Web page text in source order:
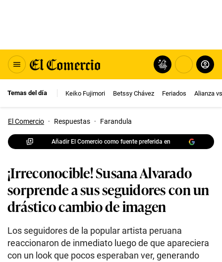
Temas del día Keiko Fujimori Betssy Chávez Feriados Alianza
El Comercio · Respuestas · Farandula
Añadir El Comercio como fuente preferida en
¡Irreconocible! Susana Alvarado
sorprende a sus seguidores con un
drástico cambio de imagen
Los seguidores de la popular artista peruana
reaccionaron de inmediato luego de que apareciera
con un look que pocos esperaban ver, generando